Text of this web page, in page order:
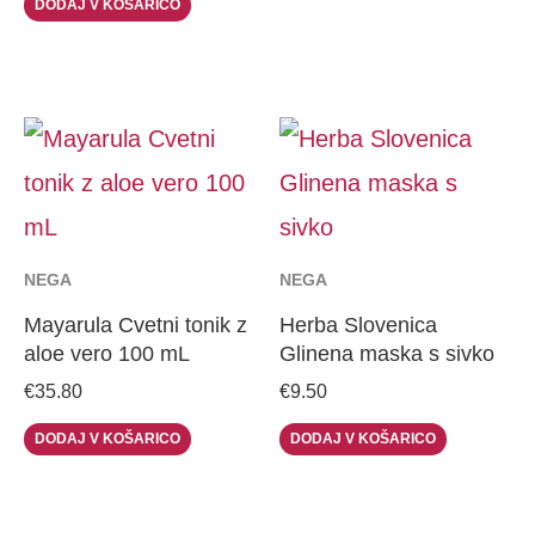
DODAJ V KOŠARICO
NEGA
Mayarula Cvetni tonik z
aloe vero 100 mL
€35.80
DODAJ V KOŠARICO
NEGA
Herba Slovenica
Glinena maska s sivko
€9.50
DODAJ V KOŠARICO